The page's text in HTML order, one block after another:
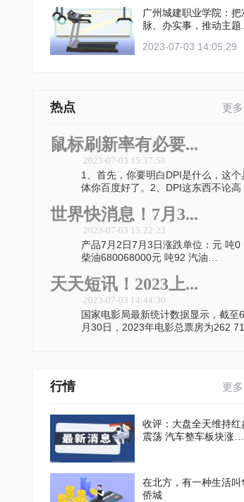
广州城建职业学院：把
脉、办实事，推动主题
2023-07-03 14:05:29
热点 更多
鼠标刷新率有必要...
2023-07-03 15:37:58
1、首先，你要明白DPI是什么，这个
体你百度好了。2、DPI这东西不论高
世界快消息！7月3...
2023-07-03 15:22:23
产品7月2日7月3日涨跌单位：元 吨0
柴油680068000元 吨92 汽油
天天短讯！2023上...
2023-07-03 14:44:30
国家电影局最新统计数据显示，截至6
月30日，2023年电影总票房为262 71
行情 更多
收评：大盘全天维持红
震荡 汽车整车板块涨幅
在北方，有一种生活叫
侨城